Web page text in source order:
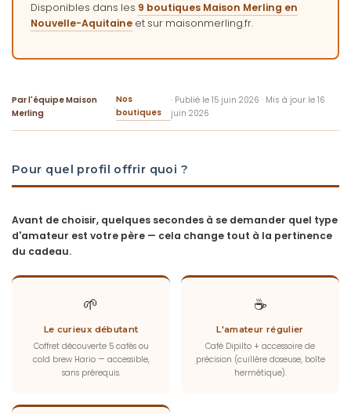
Disponibles dans les 9 boutiques Maison Merling en
Nouvelle-Aquitaine et sur maisonmerling.fr.
Par l'équipe Maison
Merling
·
Nos
boutiques
· Publié le 15 juin 2026 · Mis à jour le 16
juin 2026
Pour quel profil offrir quoi ?
Avant de choisir, quelques secondes à se demander quel type
d'amateur est votre père — cela change tout à la pertinence
du cadeau.
🌱
Le curieux débutant
Coffret découverte 5 cafés ou
cold brew Hario — accessible,
sans prérequis.
☕
L'amateur régulier
Café Dipilto + accessoire de
précision (cuillère doseuse, boîte
hermétique).